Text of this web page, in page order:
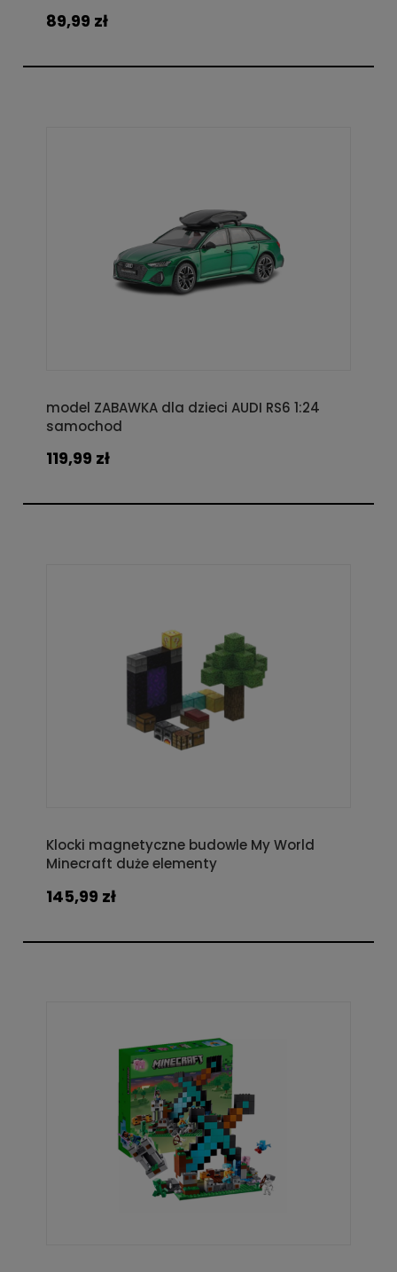
89,99 zł
model ZABAWKA dla dzieci AUDI RS6 1:24
samochod
119,99 zł
Klocki magnetyczne budowle My World
Minecraft duże elementy
145,99 zł